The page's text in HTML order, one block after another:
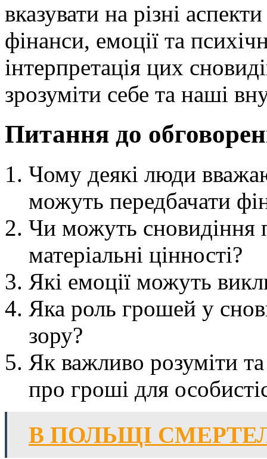
вказувати на різні
фінанси, емоції та
інтерпретація цих
зрозуміти себе та наші
Питання до
Чому деякі люди
можуть передбачати
Чи можуть сновидіння
матеріальні цінності?
Які емоції можуть
Яка роль грошей у
зору?
Як важливо розуміти
про гроші для
В ПОЛЬЩІ